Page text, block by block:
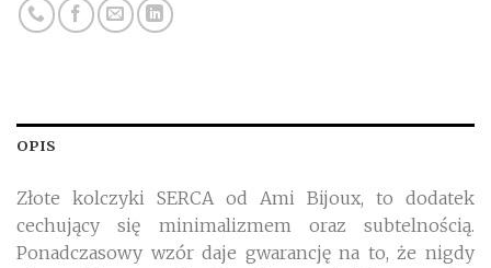
OPIS
Złote kolczyki SERCA od Ami Bijoux, to dodatek
cechujący się minimalizmem oraz subtelnością.
Ponadczasowy wzór daje gwarancję na to, że nigdy